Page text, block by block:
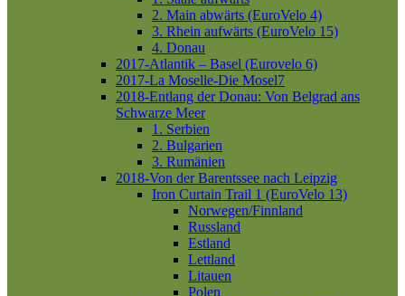
2. Main abwärts (EuroVelo 4)
3. Rhein aufwärts (EuroVelo 15)
4. Donau
2017-Atlantik – Basel (Eurovelo 6)
2017-La Moselle-Die Mosel7
2018-Entlang der Donau: Von Belgrad ans
Schwarze Meer
1. Serbien
2. Bulgarien
3. Rumänien
2018-Von der Barentssee nach Leipzig
Iron Curtain Trail 1 (EuroVelo 13)
Norwegen/Finnland
Russland
Estland
Lettland
Litauen
Polen